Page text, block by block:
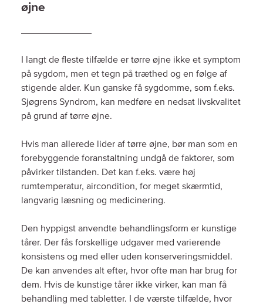
øjne
I langt de fleste tilfælde er tørre øjne ikke et symptom
på sygdom, men et tegn på træthed og en følge af
stigende alder. Kun ganske få sygdomme, som f.eks.
Sjøgrens Syndrom, kan medføre en nedsat livskvalitet
på grund af tørre øjne.
Hvis man allerede lider af tørre øjne, bør man som en
forebyggende foranstaltning undgå de faktorer, som
påvirker tilstanden. Det kan f.eks. være høj
rumtemperatur, aircondition, for meget skærmtid,
langvarig læsning og medicinering.
Den hyppigst anvendte behandlingsform er kunstige
tårer. Der fås forskellige udgaver med varierende
konsistens og med eller uden konserveringsmiddel.
De kan anvendes alt efter, hvor ofte man har brug for
dem. Hvis de kunstige tårer ikke virker, kan man få
behandling med tabletter. I de værste tilfælde, hvor